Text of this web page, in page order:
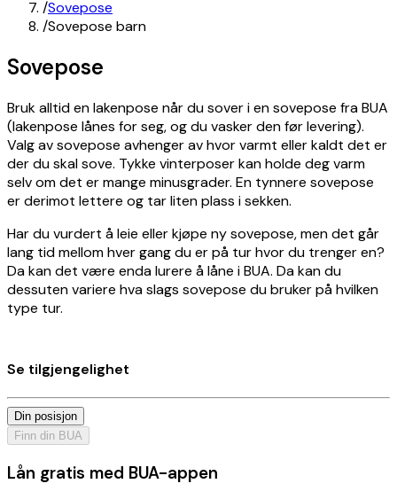
/Sovepose
/Sovepose barn
Sovepose
Bruk alltid en lakenpose når du sover i en sovepose fra BUA
(lakenpose lånes for seg, og du vasker den før levering).
Valg av sovepose avhenger av hvor varmt eller kaldt det er
der du skal sove. Tykke vinterposer kan holde deg varm
selv om det er mange minusgrader. En tynnere sovepose
er derimot lettere og tar liten plass i sekken.
Har du vurdert å leie eller kjøpe ny sovepose, men det går
lang tid mellom hver gang du er på tur hvor du trenger en?
Da kan det være enda lurere å låne i BUA. Da kan du
dessuten variere hva slags sovepose du bruker på hvilken
type tur.
Se tilgjengelighet
Din posisjon
Finn din BUA
Lån gratis med BUA-appen